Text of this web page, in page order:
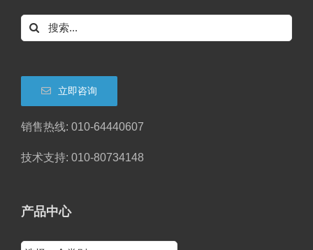
搜
索：
立即咨询
销售热线: 010-64440607
技术支持: 010-80734148
产品中心